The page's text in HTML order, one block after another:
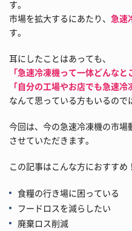
す。
市場を拡大するにあたり、 急速
す。
耳にしたことはあっても、
「急速冷凍機って一体どんなと
「自分の工場やお店でも急速冷
なんて思っている方もいるので
今回は、今の急速冷凍機の市場
させていただきます。
この記事はこんな方におすすめ！
食糧の行き場に困っている
フードロスを減らしたい
廃棄ロス削減